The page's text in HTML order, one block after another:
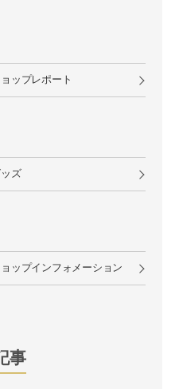
ップレポート
ズ
ップインフォメーション
事